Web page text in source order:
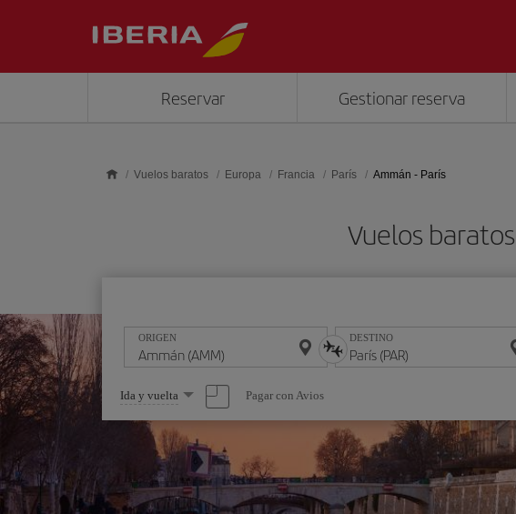
Reservar Gestionar reserva
Vuelos baratos Europa Francia París Ammán - París
Vuelos
ORIGEN DESTINO
Seleccione
una
opción
Ida y vuelta Pagar con Avios